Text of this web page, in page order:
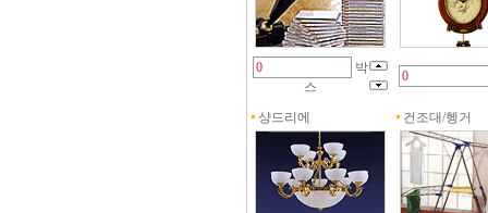
박
스
샹드리에
건조대/헹거